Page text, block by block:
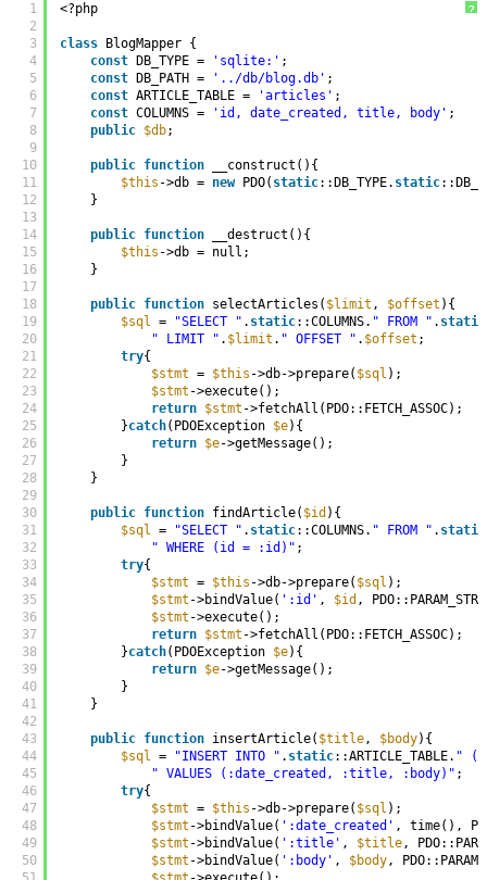
?
1
2
3
4
5
6
7
8
9
10
11
12
13
14
15
16
17
18
19
20
21
22
23
24
25
26
27
28
29
30
31
32
33
34
35
36
37
38
39
40
41
42
43
44
45
46
47
48
49
50
<?php
class
BlogMapper {
const
DB_TYPE = 'sqlite:' ;
const
DB_PATH = '../db/blog.db' ;
const ARTICLE_TABLE = 'articles' ;
const COLUMNS = 'id, date_created, title, body' ;
public $db;
public function
__construct(){
$this ->db = new PDO( static::DB_TYPE. static
}
public function
__destruct(){
$this ->db = null;
}
public function selectArticles( $limit , $offset ){
$sql = "SELECT " . static::COLUMNS. " FROM " . static
" LIMIT " . $limit . " OFFSET " . $offset ;
try{
$stmt = $this ->db->prepare( $sql );
$stmt ->execute();
return $stmt ->fetchAll(PDO::FETCH_ASSOC);
}catch(PDOException $e){
return $e->getMessage();
}
}
public function findArticle( $id ){
$sql = "SELECT " . static::COLUMNS. " FROM " . static
" WHERE (id = :id)" ;
try{
$stmt = $this ->db->prepare( $sql );
$stmt ->bindValue( ':id' , $id ,
$stmt ->execute();
return $stmt ->fetchAll(PDO::FETCH_ASSOC);
}catch(PDOException $e){
return $e->getMessage();
}
}
public function insertArticle( $title, $body){
$sql = "INSERT INTO " . static::ARTICLE_TABLE. "
" VALUES (:date_created, :title, :body)" ;
try{
$stmt = $this ->db->prepare( $sql );
$stmt ->bindValue( ':date_created' , time(),
$stmt ->bindValue( ':title' , $title,
$stmt ->bindValue( ':body' , $body,